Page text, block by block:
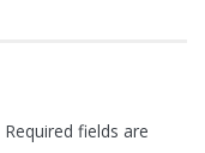
Required fields are